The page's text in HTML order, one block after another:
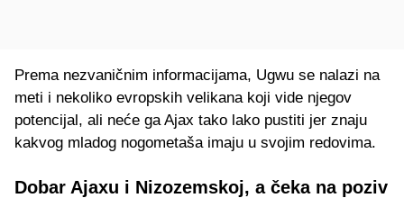
Prema nezvaničnim informacijama, Ugwu se nalazi na
meti i nekoliko evropskih velikana koji vide njegov
potencijal, ali neće ga Ajax tako lako pustiti jer znaju
kakvog mladog nogometaša imaju u svojim redovima.
Dobar Ajaxu i Nizozemskoj, a čeka na poziv